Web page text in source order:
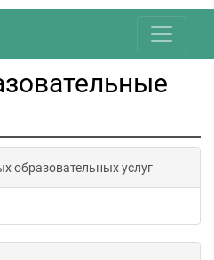
образовательных услуг